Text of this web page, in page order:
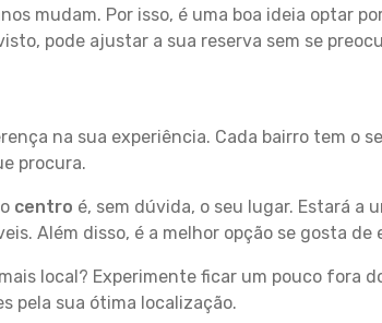
mudam. Por isso, é uma boa ideia optar
pode ajustar a sua reserva sem se
na sua experiência. Cada bairro tem o
procura.
centro é, sem dúvida, o seu lugar. Estará a
Além disso, é a melhor opção se gosta de
local? Experimente ficar um pouco fora
pela sua ótima localização.